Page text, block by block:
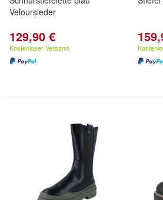
Veloursleder
129,90 €
Kostenloser Versand